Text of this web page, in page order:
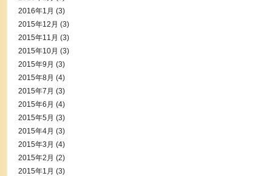
2016年1月 (3)
2015年12月 (3)
2015年11月 (3)
2015年10月 (3)
2015年9月 (3)
2015年8月 (4)
2015年7月 (3)
2015年6月 (4)
2015年5月 (3)
2015年4月 (3)
2015年3月 (4)
2015年2月 (2)
2015年1月 (3)